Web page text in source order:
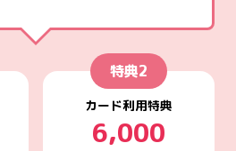
特典2
カード利用特典
6,000